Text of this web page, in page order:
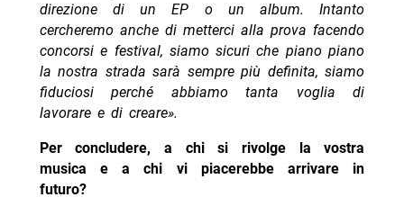
direzione di un EP o un album.Intanto
cercheremo anche di metterci alla prova facendo
concorsi e festival, siamo sicuri che piano piano
la nostra strada sarà sempre più definita, siamo
fiduciosi perché abbiamo tanta voglia di
lavorare e di creare».
Per concludere, a chi si rivolge la vostra
musica e a chi vi piacerebbe arrivare in
futuro?